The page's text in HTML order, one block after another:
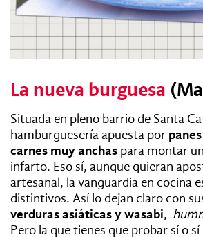
La nueva burguesa
Situada en pleno barrio de Santa
hamburguesería apuesta por
carnes muy anchas para montar
infarto. Eso sí, aunque quieran
artesanal, la vanguardia en cocina
distintivos. Así lo dejan claro con
verduras asiáticas y wasabi,
Pero la que tienes que probar sí o sí